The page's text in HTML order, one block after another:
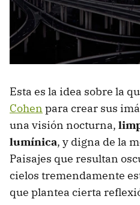
Esta es la idea sobre la
Cohen para crear sus
una visión nocturna,
lumínica, y digna de la
Paisajes que resultan
cielos tremendamente
que plantea cierta